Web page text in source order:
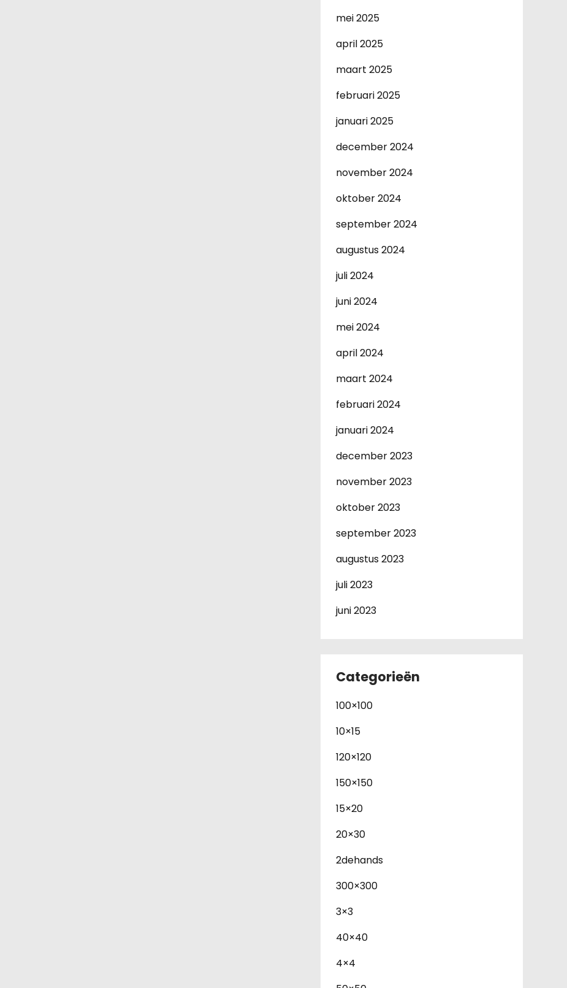
mei 2025
april 2025
maart 2025
februari 2025
januari 2025
december 2024
november 2024
oktober 2024
september 2024
augustus 2024
juli 2024
juni 2024
mei 2024
april 2024
maart 2024
februari 2024
januari 2024
december 2023
november 2023
oktober 2023
september 2023
augustus 2023
juli 2023
juni 2023
Categorieën
100×100
10×15
120×120
150×150
15×20
20×30
2dehands
300×300
3×3
40×40
4×4